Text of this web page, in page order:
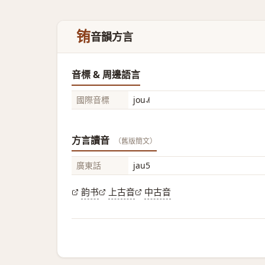
铕音韻方言
音標 & 周邊語言
國際音標 jou˨˩˦
方言讀音 （舊版簡文）
廣東話 jau5
韵书 上古音 中古音